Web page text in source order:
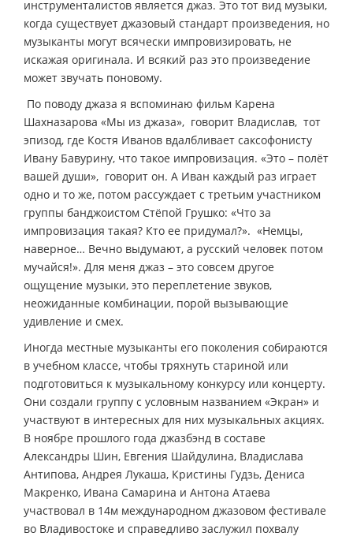
инструменталистов является джаз. Это тот вид музыки,
когда существует джазовый стандарт произведения, но
музыканты могут всячески импровизировать, не
искажая оригинала. И всякий раз это произведение
может звучать по­новому.
­ По поводу джаза я вспоминаю фильм Карена
Шахназарова «Мы из джаза», ­ говорит Владислав, ­ тот
эпизод, где Костя Иванов вдалбливает саксофонисту
Ивану Бавурину, что такое импровизация. «Это – полёт
вашей души», ­ говорит он. А Иван каждый раз играет
одно и то же, потом рассуждает с третьим участником
группы банджоистом Стёпой Грушко: «Что за
импровизация такая? Кто ее придумал?». ­ «Немцы,
наверное… Вечно выдумают, а русский человек потом
мучайся!». Для меня джаз – это совсем другое
ощущение музыки, это переплетение звуков,
неожиданные комбинации, порой вызывающие
удивление и смех.
Иногда местные музыканты его поколения собираются
в учебном классе, чтобы тряхнуть стариной или
подготовиться к музыкальному конкурсу или концерту.
Они создали группу с условным названием «Экран» и
участвуют в интересных для них музыкальных акциях.
В ноябре прошлого года джаз­бэнд в составе
Александры Шин, Евгения Шайдулина, Владислава
Антипова, Андрея Лукаша, Кристины Гудзь, Дениса
Макренко, Ивана Самарина и Антона Атаева
участвовал в 14­м международном джазовом фестивале
во Владивостоке и справедливо заслужил похвалу